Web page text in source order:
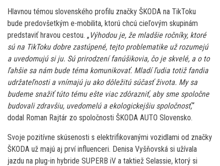
Hlavnou témou slovenského profilu značky ŠKODA na TikToku
bude predovšetkým e-mobilita, ktorú chcú cieľovým skupinám
predstaviť hravou cestou. „ Výhodou je, že mladšie ročníky, ktoré
sú na TikToku dobre zastúpené, tejto problematike už rozumejú
a uvedomujú si ju. Sú prirodzení fanúšikovia, čo je skvelé, a o to
ľahšie sa nám bude téma komunikovať. Mladí ľudia totiž fandia
udržateľnosti a vnímajú ju ako dôležitú súčasť života. My sa
budeme snažiť túto tému ešte viac zdôrazniť, aby sme spoločne
budovali zdravšiu, uvedomelú a ekologickejšiu spoločnosť,“
dodal Roman Rajtár zo spoločnosti ŠKODA AUTO Slovensko.
Svoje pozitívne skúsenosti s elektrifikovanými vozidlami od značky
ŠKODA už majú aj prví influenceri. Denisa Vyšňovská si užívala
jazdu na plug-in hybride SUPERB iV a taktiež Selassie, ktorý si